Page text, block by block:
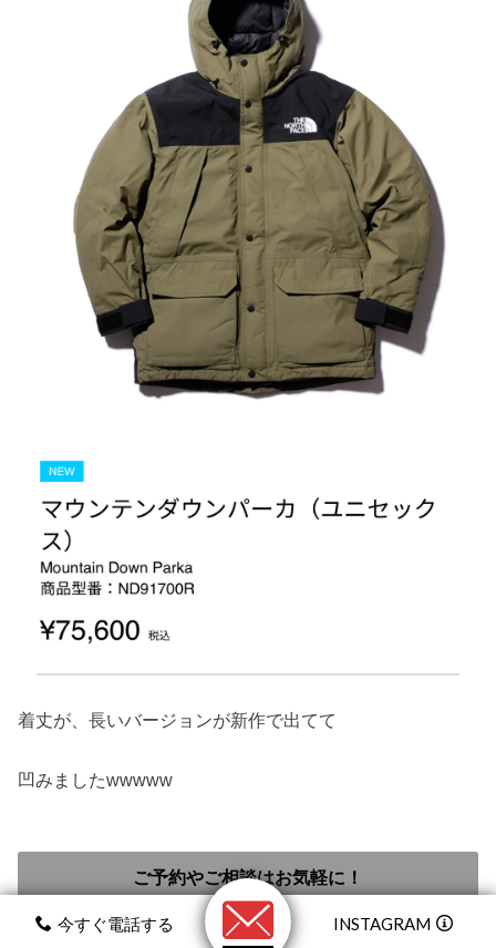
今すぐ電話する INSTAGRAM
着丈が、長いバージョンが新作で出てて
凹みましたwwwww
ご予約やご相談はお気軽に！
ポチッとLINEくださいね！